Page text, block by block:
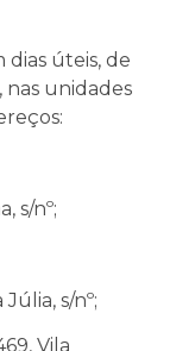
dias úteis, de
nas unidades
s/nº;
s/nº;
Vila